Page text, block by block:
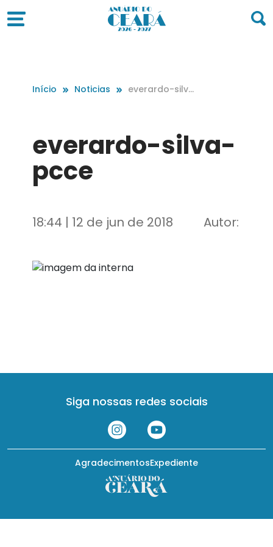
Início Noticias
everardo-silva
everardo-silva-
pcce
18:44 | 12 de jun de 2018 Autor:
Siga nossas redes sociais
Expediente
Agradecimentos